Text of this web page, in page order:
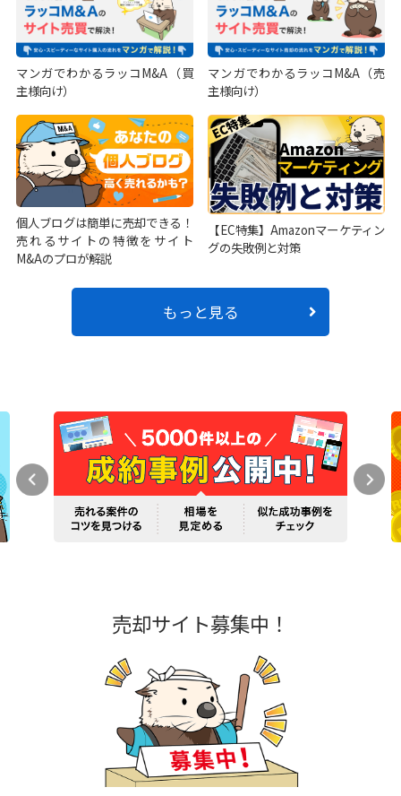
マンガでわかるラッコM&A（買
主様向け）
マンガでわかるラッコM&A（売
主様向け）
個人ブログは簡単に売却できる！
売れるサイトの特徴をサイト
M&Aのプロが解説
【EC特集】Amazonマーケティン
グの失敗例と対策
もっと見る
売却サイト募集中！